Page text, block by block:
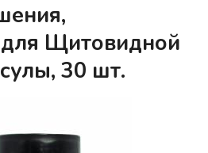
Щитовидной
30 шт.